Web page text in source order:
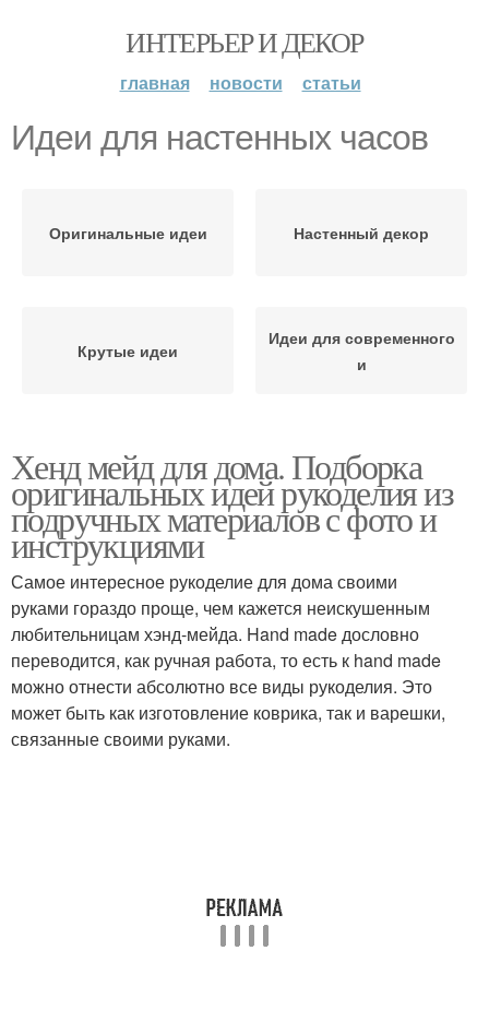
ИНТЕРЬЕР И ДЕКОР
главная новости статьи
Идеи для настенных часов
Оригинальные идеи Настенный декор
Крутые идеи
Идеи для современного
и
Хенд мейд для дома. Подборка
оригинальных идей рукоделия из
подручных материалов с фото и
инструкциями
Самое интересное рукоделие для дома своими
руками гораздо проще, чем кажется неискушенным
любительницам хэнд-мейда. Hand made дословно
переводится, как ручная работа, то есть к hand made
можно отнести абсолютно все виды рукоделия. Это
может быть как изготовление коврика, так и варешки,
связанные своими руками.